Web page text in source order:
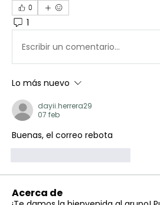
0
1
Escribir un comentario...
Lo más nuevo
dayii.herrera29
07 feb
Buenas, el correo rebota
Acerca de